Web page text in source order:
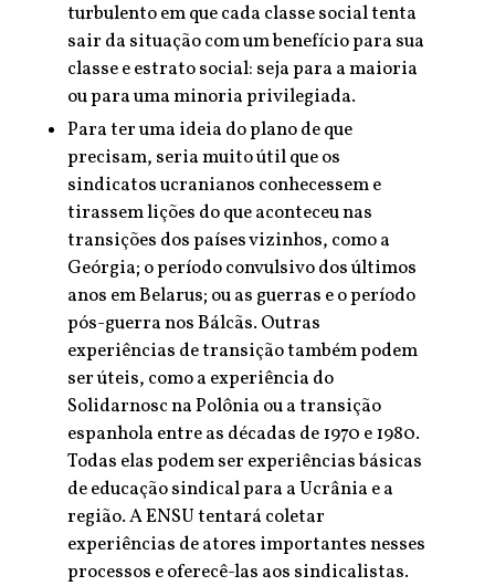
turbulento em que cada classe social tenta
sair da situação com um benefício para sua
classe e estrato social: seja para a maioria
ou para uma minoria privilegiada.
Para ter uma ideia do plano de que
precisam, seria muito útil que os
sindicatos ucranianos conhecessem e
tirassem lições do que aconteceu nas
transições dos países vizinhos, como a
Geórgia; o período convulsivo dos últimos
anos em Belarus; ou as guerras e o período
pós-guerra nos Bálcãs. Outras
experiências de transição também podem
ser úteis, como a experiência do
Solidarnosc na Polônia ou a transição
espanhola entre as décadas de 1970 e 1980.
Todas elas podem ser experiências básicas
de educação sindical para a Ucrânia e a
região. A ENSU tentará coletar
experiências de atores importantes nesses
processos e oferecê-las aos sindicalistas.